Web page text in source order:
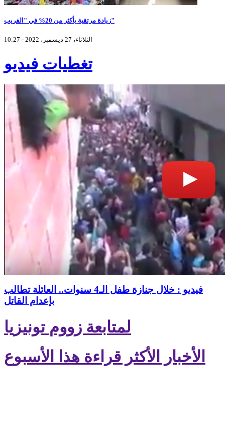
زيادة مرتقبة بأكثر من 20% في "الفريب"
الثلاثاء، 27 ديسمبر، 2022 - 10:27
تغطيات فيديو
فيديو : خلال جنازة طفل الـ4 سنوات.. العائلة تطالب
بإعدام القاتل
لمتابعة زووم تونيزيا
الأخبار الأكثر قراءة هذا الأسبوع